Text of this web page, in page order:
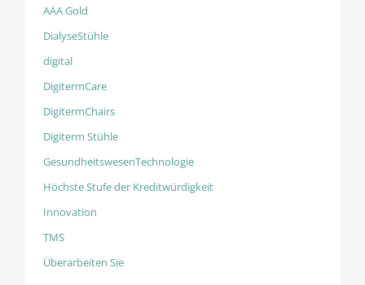
AAA Gold
DialyseStühle
digital
DigitermCare
DigitermChairs
Digiterm Stühle
GesundheitswesenTechnologie
Höchste Stufe der Kreditwürdigkeit
Innovation
TMS
Überarbeiten Sie